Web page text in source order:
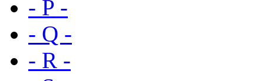
- P -
- Q -
- R -